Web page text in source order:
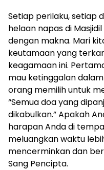
Setiap perilaku, setiap
helaan napas di
dengan makna. Mari
keutamaan yang
keagamaan ini.
mau ketinggalan
orang memilih untuk
“Semua doa yang
dikabulkan.” Apakah
harapan Anda di
meluangkan waktu
mencerminkan dan
Sang Pencipta.